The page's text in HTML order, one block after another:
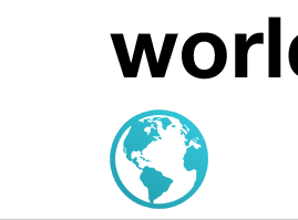
MARIUSZ ŁAMAGA 05.10.2025
Ciekawe przepisy na
ciasta | Odkryj nowe
smaki i inspiracje